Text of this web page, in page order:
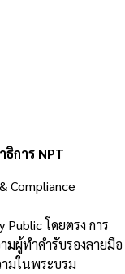
การ NPT
Compliance
โดยตรง การ
มผู้ทำคำรับรองลายมือ
มในพระบรม